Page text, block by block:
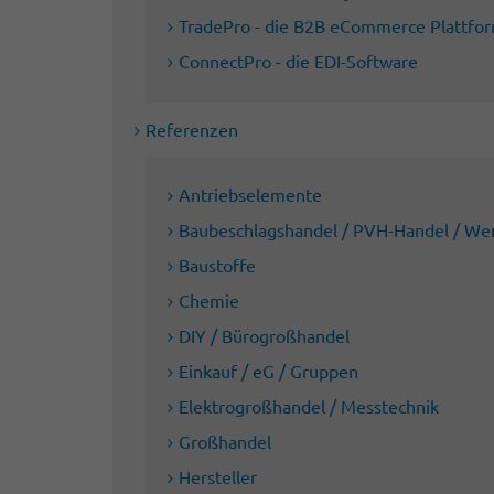
TradePro - die B2B eCommerce
ConnectPro - die EDI-Software
Referenzen
Antriebselemente
Baubeschlagshandel / PVH-Handel /
Baustoffe
Chemie
DIY / Bürogroßhandel
Einkauf / eG / Gruppen
Elektrogroßhandel / Messtechnik
Großhandel
Hersteller